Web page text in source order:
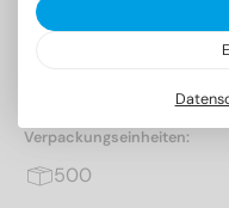
DIN 963 A4 M
Senkschrauben mit Schlitz
Verpackungseinheiten:
500